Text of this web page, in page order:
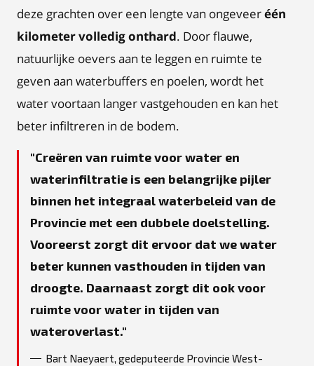
deze grachten over een lengte van ongeveeréén
kilometer volledig onthard. Door flauwe,
natuurlijke oevers aan te leggen en ruimte te
geven aan waterbuffers en poelen, wordt het
water voortaan langer vastgehouden en kan het
beter infiltreren in de bodem.
Creëren van ruimte voor water en
waterinfiltratie is een belangrijke pijler
binnen het integraal waterbeleid van de
Provincie met een dubbele doelstelling.
Vooreerst zorgt dit ervoor dat we water
beter kunnen vasthouden in tijden van
droogte. Daarnaast zorgt dit ook voor
ruimte voor water in tijden van
wateroverlast.
Bart Naeyaert, gedeputeerde Provincie West-